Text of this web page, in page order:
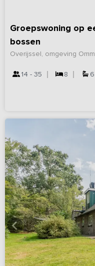
Groepswoning op
bossen
Overijssel, omgeving
14 - 35 8 6